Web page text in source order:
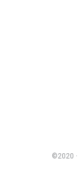
©2020 ·